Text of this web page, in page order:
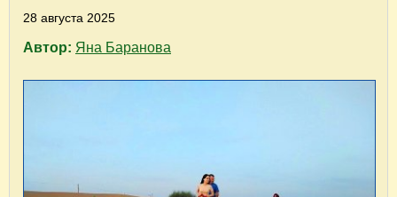
28 августа 2025
Автор: Яна Баранова